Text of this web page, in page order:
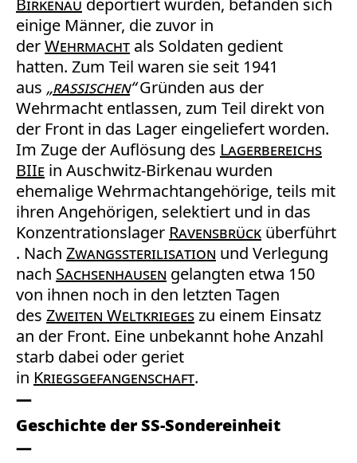
Birkenau deportiert wurden, befanden sich
einige Männer, die zuvor in
derWehrmacht als Soldaten gedient
hatten. Zum Teil waren sie seit 1941
aus „rassischen“Gründen aus der
Wehrmacht entlassen, zum Teil direkt von
der Front in das Lager eingeliefert worden.
Im Zuge der Auflösung des Lagerbereichs
BIIe in Auschwitz-Birkenau wurden
ehemalige Wehrmachtangehörige, teils mit
ihren Angehörigen, selektiert und in das
Konzentrationslager Ravensbrück überführt
. Nach Zwangssterilisation und Verlegung
nach Sachsenhausen gelangten etwa 150
von ihnen noch in den letzten Tagen
des Zweiten Weltkriegeszu einem Einsatz
an der Front. Eine unbekannt hohe Anzahl
starb dabei oder geriet
in Kriegsgefangenschaft.
Geschichte der SS-Sondereinheit